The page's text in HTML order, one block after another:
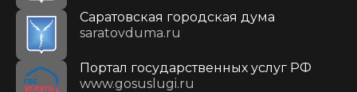
Саратовская городская дума
saratovduma.ru
Портал государственных услуг РФ
www.gosuslugi.ru